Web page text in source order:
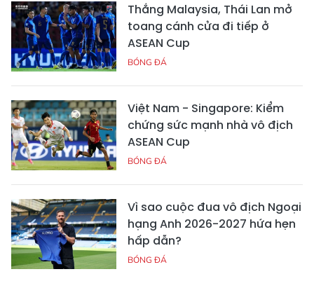
Thắng Malaysia, Thái Lan mở
toang cánh cửa đi tiếp ở
ASEAN Cup
BÓNG ĐÁ
Việt Nam - Singapore: Kiểm
chứng sức mạnh nhà vô địch
ASEAN Cup
BÓNG ĐÁ
Vì sao cuộc đua vô địch Ngoại
hạng Anh 2026-2027 hứa hẹn
hấp dẫn?
BÓNG ĐÁ